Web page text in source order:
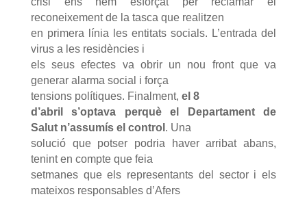
reconeixement de la tasca que realitzen
en primera línia les entitats socials. L’entrada del
virus a les residències i
els seus efectes va obrir un nou front que va
generar alarma social i força
tensions polítiques. Finalment, el 8
d’abril s’optava perquè el Departament de
Salut n’assumís el control . Una
solució que potser podria haver arribat abans,
tenint en compte que feia
setmanes que els representants del sector i els
mateixos responsables d’Afers